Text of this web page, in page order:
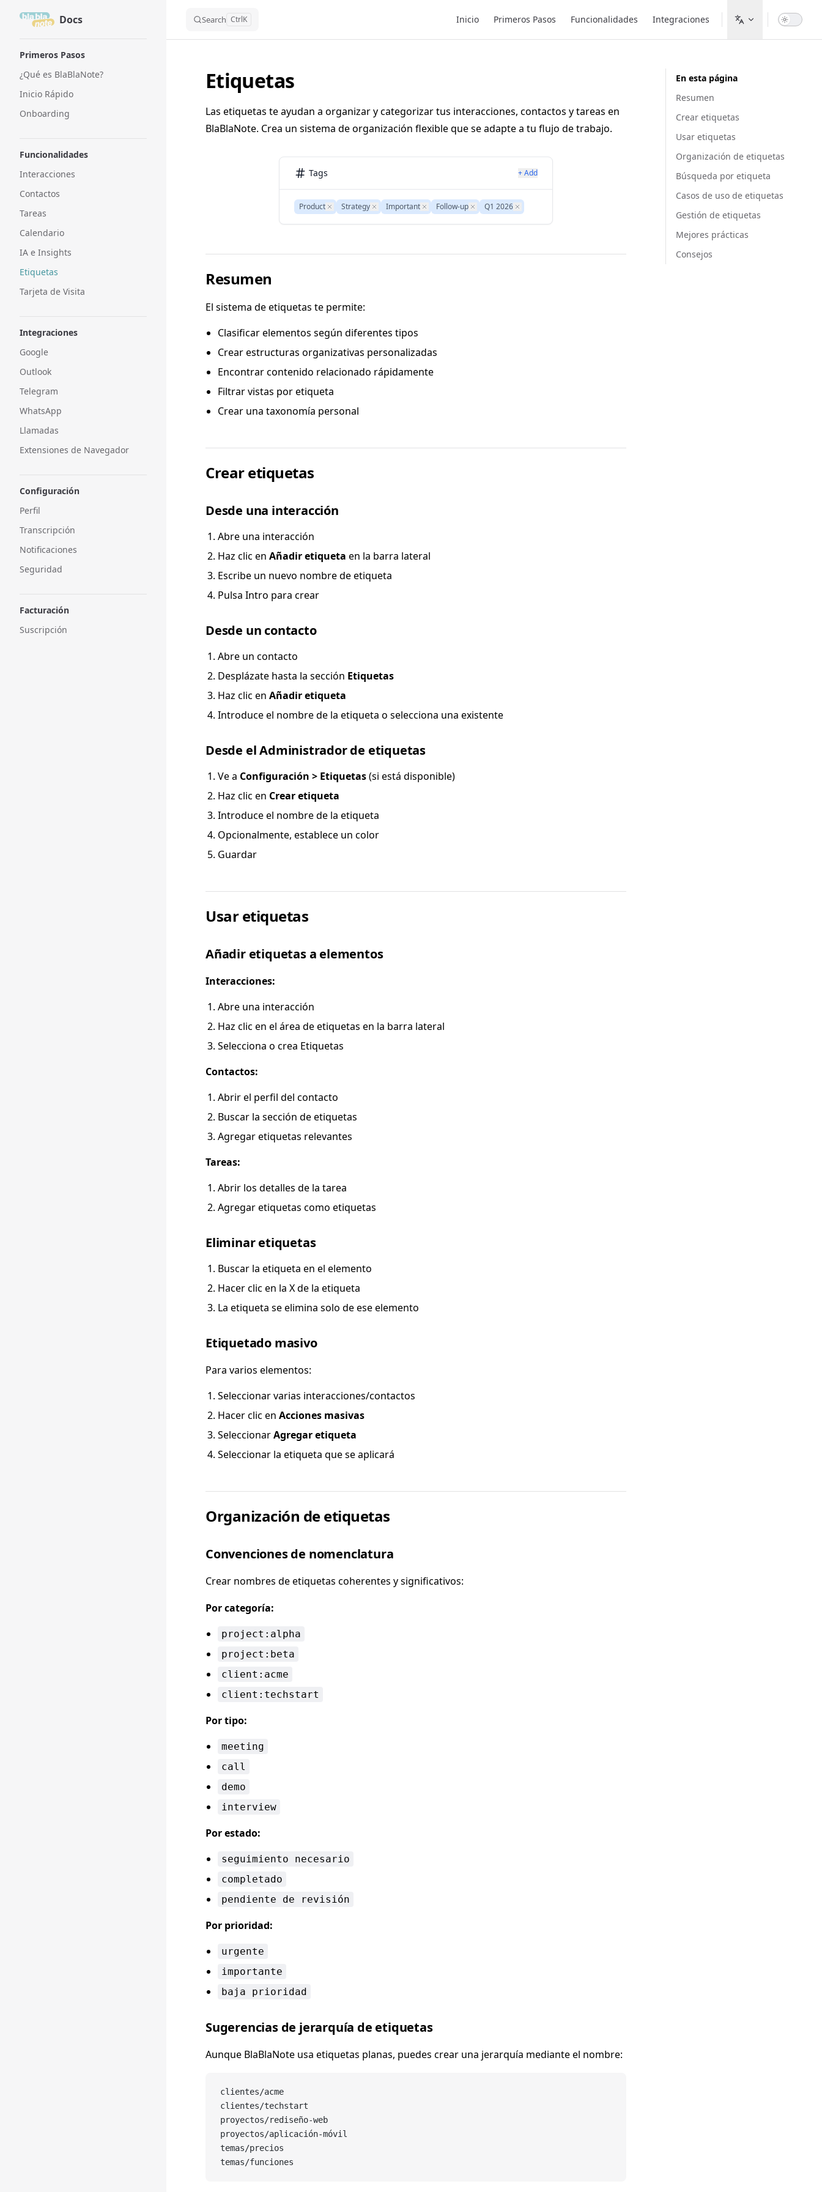
Skip to content
Docs Search CtrlK Inicio Primeros Pasos Funcionalidades Integraciones
Primeros Pasos
¿Qué es BlaBlaNote?
Inicio Rápido
Onboarding
Funcionalidades
Interacciones
Contactos
Tareas
Calendario
IA e Insights
Etiquetas
Tarjeta de Visita
Integraciones
Google
Outlook
Telegram
WhatsApp
Llamadas
Extensiones de Navegador
Configuración
Perfil
Transcripción
Notificaciones
Seguridad
Facturación
Suscripción
En esta página
Resumen
Crear etiquetas
Usar etiquetas
Organización de etiquetas
Búsqueda por etiqueta
Casos de uso de etiquetas
Gestión de etiquetas
Mejores prácticas
Consejos
Etiquetas
Las etiquetas te ayudan a organizar y categorizar tus interacciones, contactos y tareas en
BlaBlaNote. Crea un sistema de organización flexible que se adapte a tu flujo de trabajo.
Tags + Add
Product Remove
Strategy Remove
Important RemoveFollow-up Remove
Q1 2026 Remove
Resumen
El sistema de etiquetas te permite:
Clasificar elementos según diferentes tipos
Crear estructuras organizativas personalizadas
Encontrar contenido relacionado rápidamente
Filtrar vistas por etiqueta
Crear una taxonomía personal
Crear etiquetas
Desde una interacción
Abre una interacción
Haz clic en Añadir etiqueta en la barra lateral
Escribe un nuevo nombre de etiqueta
Pulsa Intro para crear
Desde un contacto
Abre un contacto
Desplázate hasta la sección Etiquetas
Haz clic en Añadir etiqueta
Introduce el nombre de la etiqueta o selecciona una existente
Desde el Administrador de etiquetas
Ve a Configuración > Etiquetas(si está disponible)
Haz clic en Crear etiqueta
Introduce el nombre de la etiqueta
Opcionalmente, establece un color
Guardar
Usar etiquetas
Añadir etiquetas a elementos
Interacciones:
Abre una interacción
Haz clic en el área de etiquetas en la barra lateral
Selecciona o crea Etiquetas
Contactos:
Abrir el perfil del contacto
Buscar la sección de etiquetas
Agregar etiquetas relevantes
Tareas:
Abrir los detalles de la tarea
Agregar etiquetas como etiquetas
Eliminar etiquetas
Buscar la etiqueta en el elemento
Hacer clic en la X de la etiqueta
La etiqueta se elimina solo de ese elemento
Etiquetado masivo
Para varios elementos:
Seleccionar varias interacciones/contactos
Hacer clic en Acciones masivas
SeleccionarAgregar etiqueta
Seleccionar la etiqueta que se aplicará
Organización de etiquetas
Convenciones de nomenclatura
Crear nombres de etiquetas coherentes y significativos:
Por categoría:
project:alpha
project:beta
client:acme
client:techstart
Por tipo:
meeting
call
demo
interview
Por estado:
seguimiento necesario
completado
pendiente de revisión
Por prioridad:
urgente
importante
baja prioridad
Sugerencias de jerarquía de etiquetas
Aunque BlaBlaNote usa etiquetas planas, puedes crear una jerarquía mediante el nombre:
clientes/acme
clientes/techstart
proyectos/rediseño-web
proyectos/aplicación-móvil
temas/precios
temas/funciones